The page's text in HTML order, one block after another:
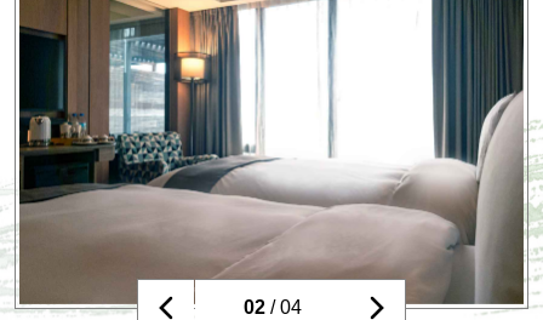
02/ 04